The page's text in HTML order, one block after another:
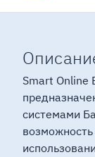
Smart Online
системами